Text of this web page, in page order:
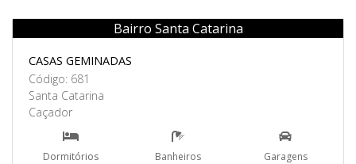
Venda
Bairro Santa Catarina
CASAS GEMINADAS
Código: 681
Santa Catarina
Caçador
Dormitórios Banheiros Garagens